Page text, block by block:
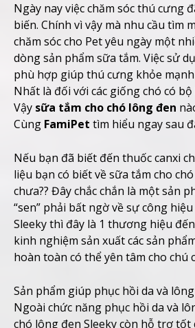
Ngày nay việc chăm sóc thú cưng
biến. Chính vì vậy mà nhu cầu tìm
chăm sóc cho Pet yêu ngày một
dòng sản phẩm sữa tắm. Việc sử
phù hợp giúp thú cưng khỏe
Nhất là đối với các giống chó có
Vậy sữa tắm cho chó lông đen
Cùng FamiPet tìm hiểu ngay sau
Nếu bạn đã biết đến thuốc canxi
liệu bạn có biết về sữa tắm cho
chưa?? Đây chắc chắn là một sản
“sen” phải bất ngờ về sự công
Sleeky thì đây là 1 thương hiệu
kinh nghiệm sản xuất các sản
hoàn toàn có thể yên tâm cho chú
Sản phẩm giúp phục hồi da và
Ngoài chức năng phục hồi da và
chó lông đen Sleeky còn hỗ trợ tốt